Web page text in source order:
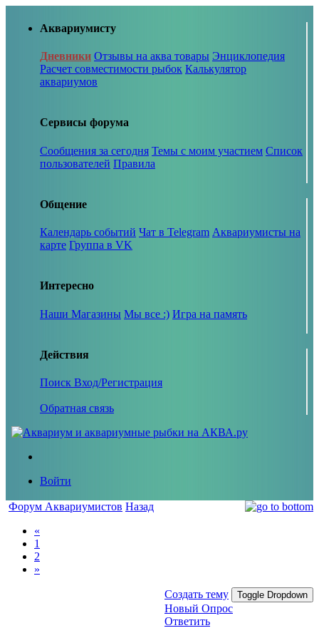
Аквариумисту
Дневники Отзывы на аква товары Энциклопедия
Расчет совместимости рыбок Калькулятор
аквариумов
Сервисы форума
Сообщения за сегодня Темы с моим участием Список
пользователей Правила
Общение
Календарь событий Чат в Telegram Аквариумисты на
карте Группа в VK
Интересно
Наши Магазины Мы все :) Игра на память
Действия
Поиск Вход/Регистрация
Обратная связь
Войти
Форум Аквариумистов Назад
«
1
2
»
Создать тему Toggle Dropdown
Новый Опрос
Ответить